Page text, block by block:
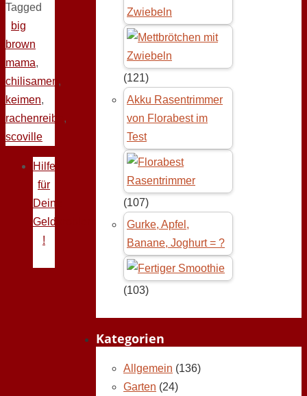
Tagged
big
brown
mama,
chilisamen ,
keimen,
rachenreibe ,
scoville
Hilfe
für
Deine
Geldprobleme
!
Zwiebeln
(121)
Akku Rasentrimmer
von Florabest im
Test
(107)
Gurke, Apfel,
Banane, Joghurt = ?
(103)
Kategorien
Allgemein (136)
Garten (24)